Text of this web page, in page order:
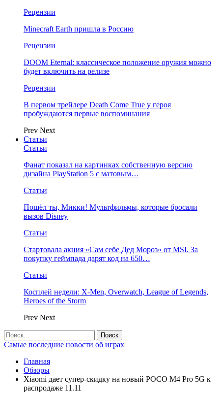
Рецензии
Minecraft Earth пришла в Россию
Рецензии
DOOM Eternal: классическое положение оружия можно
будет включить на релизе
Рецензии
В первом трейлере Death Come True у героя
пробуждаются первые воспоминания
Prev Next
Статьи
Статьи
Фанат показал на картинках собственную версию
дизайна PlayStation 5 с матовым…
Статьи
Пошёл ты, Микки! Мультфильмы, которые бросали
вызов Disney
Статьи
Стартовала акция «Сам себе Дед Мороз» от MSI. За
покупку геймпада дарят код на 650…
Статьи
Косплей недели: X-Men, Overwatch, League of Legends,
Heroes of the Storm
Prev Next
Самые последние новости об играх
Главная
Обзоры
Xiaomi дает супер-скидку на новый POCO M4 Pro 5G к
распродаже 11.11